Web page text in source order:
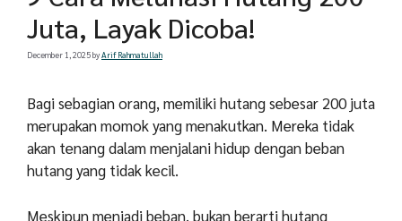
Juta, Layak Dicoba!
December 1, 2025byArif Rahmatullah
Bagi sebagian orang, memiliki hutang sebesar 200 juta
merupakan momok yang menakutkan. Mereka tidak
akan tenang dalam menjalani hidup dengan beban
hutang yang tidak kecil.
Meskipun menjadi beban, bukan berarti hutang